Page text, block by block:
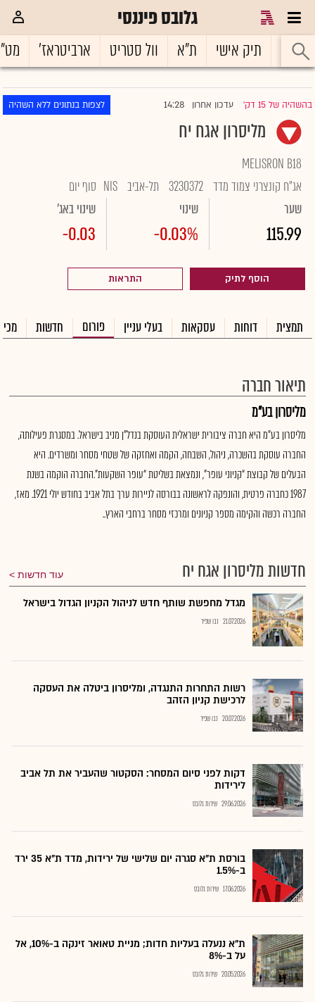
גלובס פיננסי
ראשי תיק אישי ת"א וול סטריט ארביטראז'
בהשהיה של 15 דק' |עדכון אחרון 14:28 לצפות בנתונים ללא השהיה
מליסרון אגח יח
MELISRON B18
אג"ח קונצרני צמוד מדד 3230372 תל-אביב NIS סוף יום
שער
115.99
שינוי
-0.03%
שינוי באג'
-0.03
הוסף לתיק התראות
תמצית דוחות עסקאות בעלי עניין פורום חדשות
תיאור חברה
מליסרון בע"מ
מליסרון בע"מ היא חברה ציבורית ישראלית העוסקת בנדל"ן מניב בישראל. במסגרת פעילותה,
החברה עוסקת בהשכרה, ניהול, השבחה, הקמה ואחזקה של שטחי מסחר ומשרדים. היא
הבעלים של קבוצת “קניוני עופר”, ונמצאת בשליטת “עופר השקעות”.החברה הוקמה בשנת
1987 כחברה פרטית, והונפקה לראשונה בבורסה לניירות ערך בתל אביב בחודש יולי 1921. מאז,
החברה רכשה והקימה מספר קניונים ומרכזי מסחר ברחבי הארץ..
חדשות מליסרון אגח יח עוד חדשות
מגדל מחפשת שותף חדש לניהול הקניון הגדול בישראל
21.07.2026 נבו שפיר
רשות התחרות התנגדה, ומליסרון ביטלה את העסקה
לרכישת קניון הזהב
20.07.2026 נבו שפיר
דקות לפני סיום המסחר: הסקטור שהעביר את תל אביב
לירידות
29.06.2026 שירות גלובס
בורסת ת"א סגרה יום שלישי של ירידות, מדד ת"א 35 ירד
ב-1.5%
17.06.2026 שירות גלובס
ת"א ננעלה בעליות חדות; מניית טאואר זינקה ב-10%, אל
על ב-8%
20.05.2026 שירות גלובס